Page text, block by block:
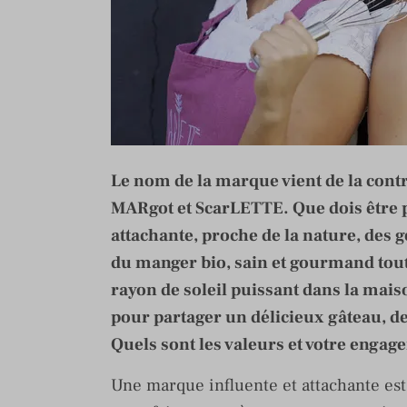
Le nom de la marque vient de la
MARgot et ScarLETTE. Que dois
attachante, proche de la nature, des
du manger bio, sain et gourmand
rayon de soleil puissant dans la
pour partager un délicieux gâteau,
Quels sont les valeurs et votre
Une marque influente et attachante